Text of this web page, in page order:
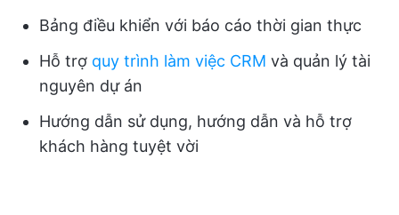
Bảng điều khiển với báo cáo thời gian thực
Hỗ trợ quy trình làm việc CRM và quản lý tài
nguyên dự án
Hướng dẫn sử dụng, hướng dẫn và hỗ trợ
khách hàng tuyệt vời